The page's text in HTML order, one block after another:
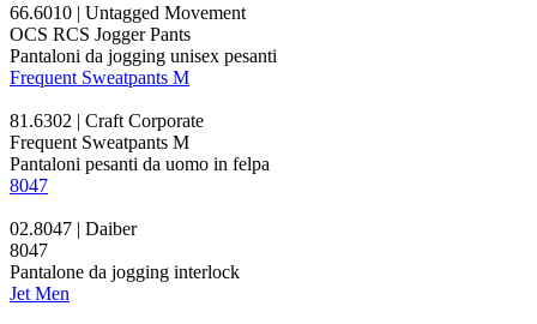
66.6010 | Untagged Movement
OCS RCS Jogger Pants
Pantaloni da jogging unisex pesanti
Frequent Sweatpants M
81.6302 | Craft Corporate
Frequent Sweatpants M
Pantaloni pesanti da uomo in felpa
8047
02.8047 | Daiber
8047
Pantalone da jogging interlock
Jet Men